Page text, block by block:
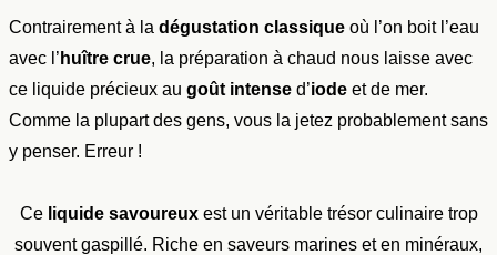
Contrairement à la dégustation classique où l’on boit l’eau
avec l’huître crue, la préparation à chaud nous laisse avec
ce liquide précieux au goût intense d’iode et de mer.
Comme la plupart des gens, vous la jetez probablement sans
y penser. Erreur !
Ce liquide savoureuxest un véritable trésor culinaire trop
souvent gaspillé. Riche en saveurs marines et en minéraux,